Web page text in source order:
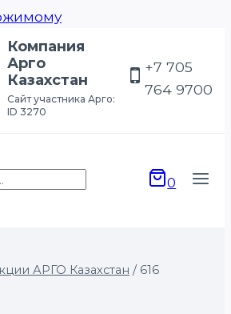
Компания
Арго
Казахстан
Сайт участника Арго:
ID 3270
+7 705
764 9700
0
АРГО Казахстан / 616